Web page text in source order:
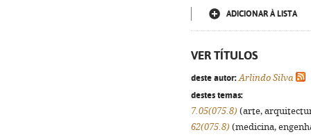
ADICIONAR À LISTA
VER TÍTULOS
deste autor: Arlindo Silva
destes temas:
7.05(075.8) (arte,
62(075.8) (medicina,